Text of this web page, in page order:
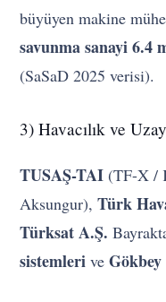
büyüyen makine
savunma sanayi 6.4
(SaSaD 2025 verisi).
3) Havacılık ve Uzay
TUSAŞ-TAI (TF-X /
Aksungur),Türk
Türksat A.Ş.
sistemleri ve